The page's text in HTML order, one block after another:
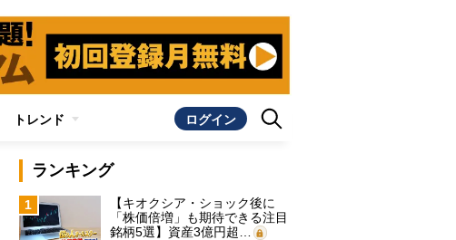
トレンド ログイン
ランキング
1
【キオクシア・ショック後に
「株価倍増」も期待できる注目
銘柄5選】資産3億円超…